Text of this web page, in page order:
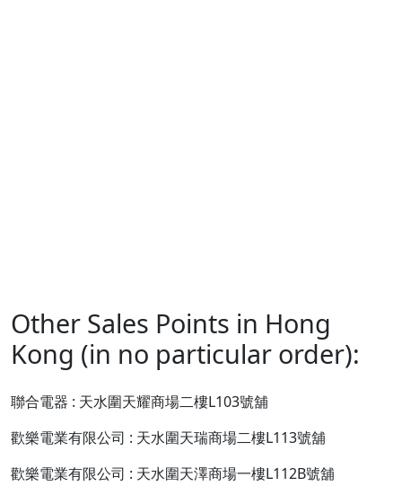
Other Sales Points in Hong
Kong (in no particular order):
聯合電器 : 天水圍天耀商場二樓L103號舖
歡樂電業有限公司 : 天水圍天瑞商場二樓L113號舖
歡樂電業有限公司 : 天水圍天澤商場一樓L112B號舖